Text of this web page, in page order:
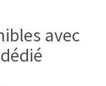
avec